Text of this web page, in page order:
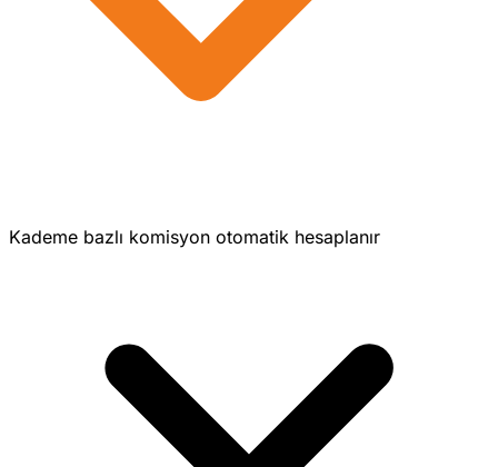
Kademe bazlı komisyon otomatik hesaplanır